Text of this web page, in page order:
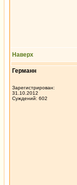
Наверх
Германн
Зарегистрирован:
31.10.2012
Суждений: 602